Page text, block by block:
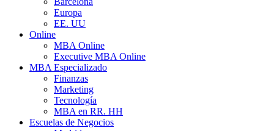
Europa
EE. UU
Online
MBA Online
Executive MBA Online
MBA Especializado
Finanzas
Marketing
Tecnología
MBA en RR. HH
Escuelas de Negocios